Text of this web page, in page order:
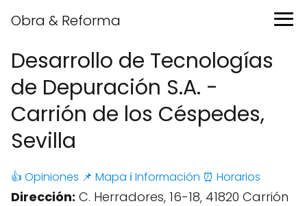
Obra & Reforma
Desarrollo de Tecnologías
de Depuración S.A. -
Carrión de los Céspedes,
Sevilla
👍 Opiniones 📌 Mapa ℹ️ Información ⏰ Horarios
Dirección: C. Herradores, 16-18, 41820 Carrión